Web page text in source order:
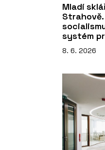
Mladí
systém
8. 6. 2026